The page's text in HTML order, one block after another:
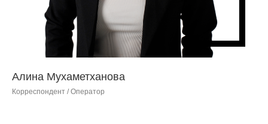
Алина Мухаметханова
Корреспондент / Оператор